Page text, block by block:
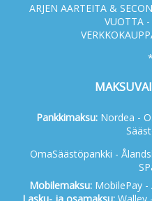
ARJEN AARTEITA &
VUOTTA
Pankkimaksu: Nordea -
OmaSäästöpankki -
Mobilemaksu:MobilePay -